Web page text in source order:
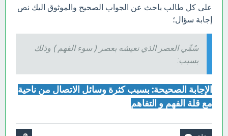
على كل طالب باحث عن الجواب الصحيح والموثوق اليك نص
إجابة سؤال؛
سُمِّي العصر الذي نعيشه بعصر ( سوء الفهم ) وذلك
بسبب:
الإجابة الصحيحة: بسبب كثرة وسائل الاتصال من ناحية
مع قلة الفهم و التفاهم